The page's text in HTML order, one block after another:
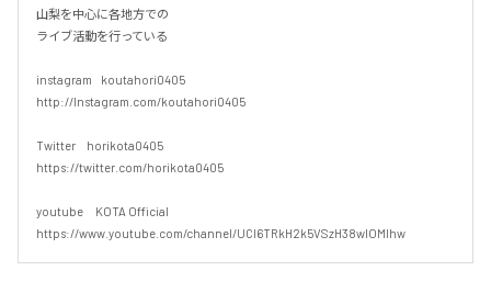
山梨を中心に各地方での
ライブ活動を行っている
instagram    koutahori0405
http://Instagram.com/koutahori0405
Twitter     horikota0405
https://twitter.com/horikota0405
youtube　KOTA Official
https://www.youtube.com/channel/UCI6TRkH2k5VSzH38wIOMlhw